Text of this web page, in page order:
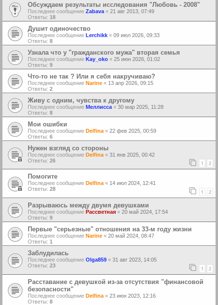
Обсуждаем результаты исследования "Любовь - 2008"
Последнее сообщение Zabava « 21 авг 2013, 07:49
Ответы: 18
Душит одиночество
Последнее сообщение Lerchikk « 09 июл 2026, 09:33
Ответы: 8
Узнала что у "гражданского мужа" вторая семья
Последнее сообщение Kay_oko « 25 июн 2026, 01:02
Ответы: 9
Что-то не так ? Или я себя накручиваю?
Последнее сообщение Narine « 13 апр 2026, 09:15
Ответы: 2
Живу с одним, чувства к другому
Последнее сообщение Меллисса « 30 мар 2025, 11:28
Ответы: 8
Мои ошибки
Последнее сообщение Delfina « 22 фев 2025, 00:59
Ответы: 6
Нужен взгляд со стороны
Последнее сообщение Delfina « 31 янв 2025, 00:42
Ответы: 26 1 2
Помогите
Последнее сообщение Delfina « 14 июл 2024, 12:41
Ответы: 28 1 2
Разрываюсь между двумя девушками
Последнее сообщение Рассветная « 20 май 2024, 17:54
Ответы: 9
Первые "серьезные" отношения на 33-м году жизни
Последнее сообщение Narine « 20 май 2024, 08:47
Ответы: 1
Заблудилась
Последнее сообщение Olga859 « 31 авг 2023, 14:05
Ответы: 23 1 2
Расставание с девушкой из-за отсутствия "финансовой
безопасности"
Последнее сообщение Delfina « 23 июн 2023, 12:16
Ответы: 8